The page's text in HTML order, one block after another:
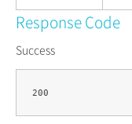
Response Code
Success